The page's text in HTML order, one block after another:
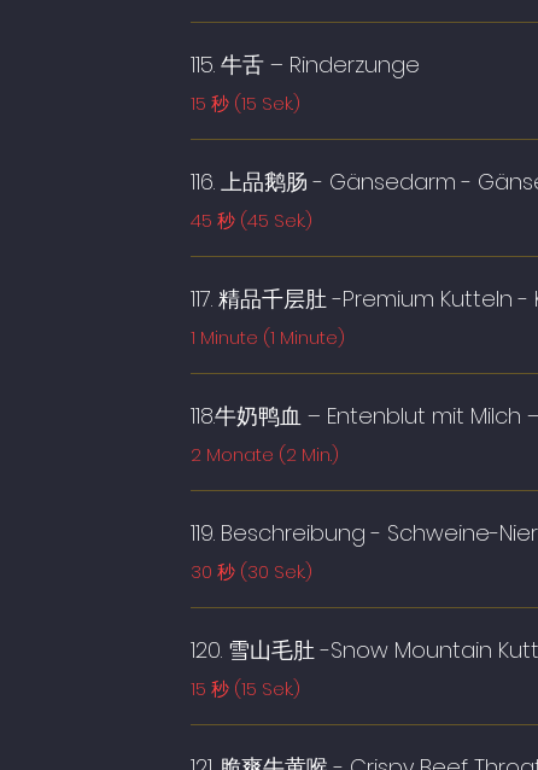
115. 牛舌 – Rinderzunge
15 秒 (15 Sek.)
116. 上品鹅肠 - Gänsedarm -
45 秒 (45 Sek.)
117. 精品千层肚 -Premium Kutteln
1 Minute (1 Minute)
118.牛奶鸭血 – Entenblut mit
2 Monate (2 Min.)
119. Beschreibung - Schweine-
30 秒 (30 Sek.)
120. 雪山毛肚 -Snow Mountain
15 秒 (15 Sek.)